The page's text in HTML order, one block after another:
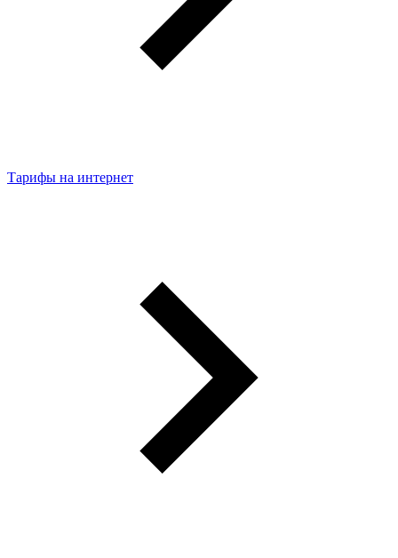
Тарифы на интернет